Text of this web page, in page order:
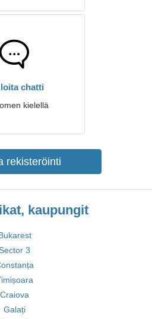
chatti
kielellä
rekisteröinti
kaupungit
3
Craiova
Galați